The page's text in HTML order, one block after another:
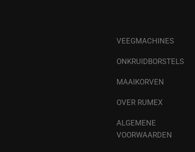
VEEGMACHINES
ONKRUIDBORSTELS
MAAIKORVEN
OVER RUMEX
ALGEMENE
VOORWAARDEN